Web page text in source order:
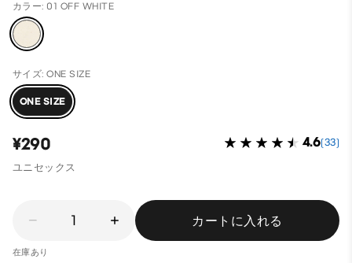
カラー: 01 OFF WHITE
サイズ: ONE SIZE
ONE SIZE
¥290 4.6(33)
ユニセックス
1 カートに入れる
在庫あり